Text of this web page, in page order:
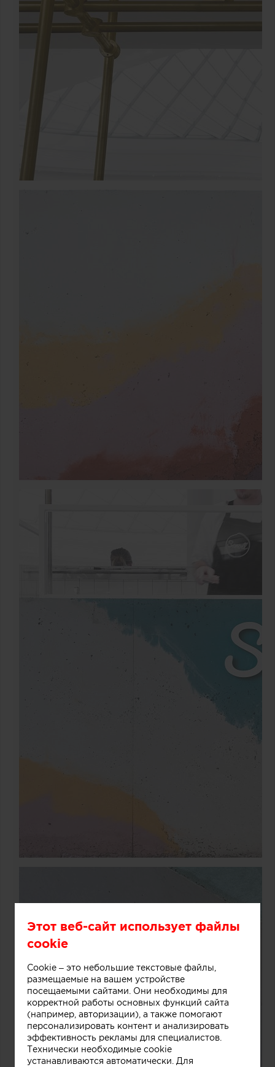
Этот веб-сайт использует файлы
cookie
Cookie – это небольшие текстовые файлы,
размещаемые на вашем устройстве
посещаемыми сайтами. Они необходимы для
корректной работы основных функций сайта
(например, авторизации), а также помогают
персонализировать контент и анализировать
эффективность рекламы для специалистов.
Технически необходимые cookie
устанавливаются автоматически. Для